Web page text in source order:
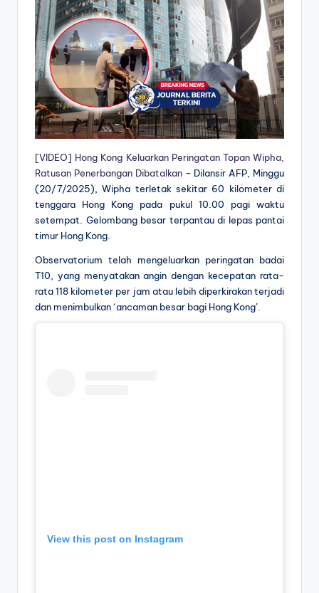
[VIDEO] Hong Kong Keluarkan Peringatan Topan Wipha,
Ratusan Penerbangan Dibatalkan– Dilansir AFP, Minggu
(20/7/2025), Wipha terletak sekitar 60 kilometer di
tenggara Hong Kong pada pukul 10.00 pagi waktu
setempat. Gelombang besar terpantau di lepas pantai
timur Hong Kong.
Observatorium telah mengeluarkan peringatan badai
T10, yang menyatakan angin dengan kecepatan rata-
rata 118 kilometer per jam atau lebih diperkirakan terjadi
dan menimbulkan ‘ancaman besar bagi Hong Kong’.
View this post on Instagram